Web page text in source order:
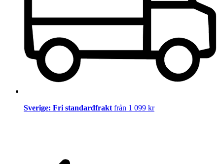
Sverige: Fri standardfrakt från 1 099 kr